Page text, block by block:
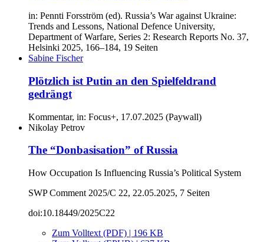
in: Pennti Forsström (ed). Russia’s War against Ukraine:
Trends and Lessons, National Defence University,
Department of Warfare, Series 2: Research Reports No. 37,
Helsinki 2025, 166–184, 19 Seiten
Sabine Fischer
Plötzlich ist Putin an den Spielfeldrand
gedrängt
Kommentar, in: Focus+, 17.07.2025 (Paywall)
Nikolay Petrov
The “Donbasisation” of Russia
How Occupation Is Influencing Russia’s Political System
SWP Comment 2025/C 22, 22.05.2025, 7 Seiten
doi:10.18449/2025C22
Zum Volltext (PDF) | 196 KB